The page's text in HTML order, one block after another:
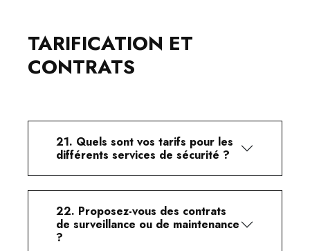
TARIFICATION ET
CONTRATS
21. Quels sont vos tarifs pour les
différents services de sécurité ?
22. Proposez-vous des contrats
de surveillance ou de maintenance
?